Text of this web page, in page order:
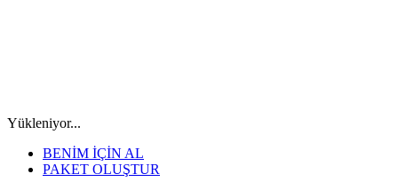
Yükleniyor...
BENİM İÇİN AL
PAKET OLUŞTUR